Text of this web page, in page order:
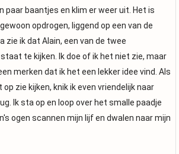
paar baantjes en klim er weer uit. Het is
opdrogen, liggend op een van de
zie ik dat Alain, een van de twee
te kijken. Ik doe of ik het niet zie, maar
merken dat ik het een lekker idee vind. Als
zie kijken, knik ik even vriendelijk naar
Ik sta op en loop over het smalle paadje
ogen scannen mijn lijf en dwalen naar mijn